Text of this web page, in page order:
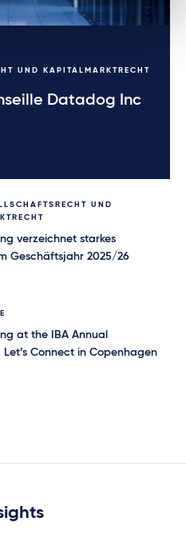
UND KAPITALMARKTRECHT
Datadog Inc
UND
verzeichnet starkes
Geschäftsjahr 2025/26
at the IBA Annual
Connect in Copenhagen